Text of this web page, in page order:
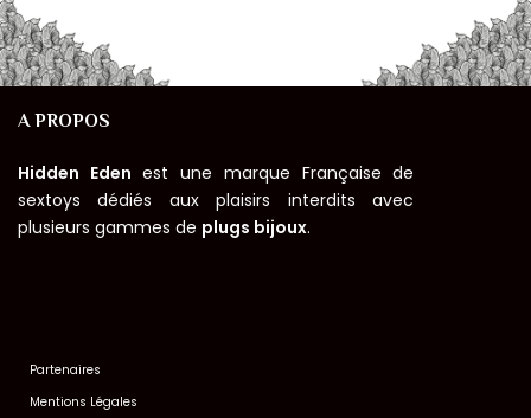
A PROPOS
Hidden Eden est une marque Française de
sextoys dédiés aux plaisirs interdits avec
plusieurs gammes de plugs bijoux.
Partenaires
Mentions Légales